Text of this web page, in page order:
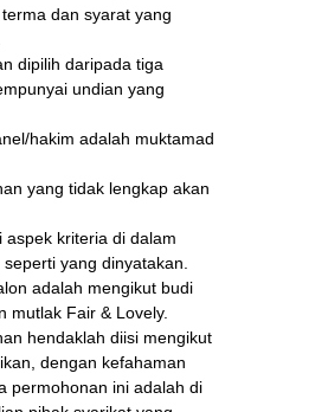
dan syarat yang
dipilih daripada tiga
undian yang
hakim adalah muktamad
yang tidak lengkap akan
aspek kriteria di dalam
yang dinyatakan.
adalah mengikut budi
mutlak Fair & Lovely.
hendaklah diisi mengikut
dengan kefahaman
permohonan ini adalah di